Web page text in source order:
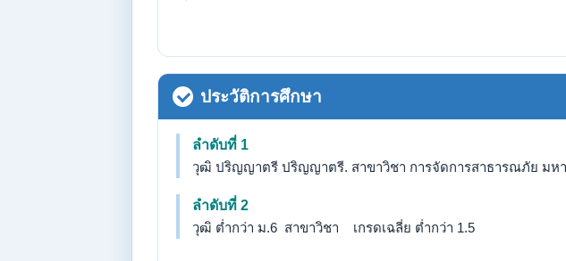
ประวัติการศึกษา
ลำดับที่ 1
วุฒิ ปริญญาตรี ปริญญาตรี. สาขาวิชา การจัดการสาธารณภัย มห
ลำดับที่ 2
วุฒิ ต่ำกว่า ม.6 สาขาวิชา เกรดเฉลี่ย ต่ำกว่า 1.5